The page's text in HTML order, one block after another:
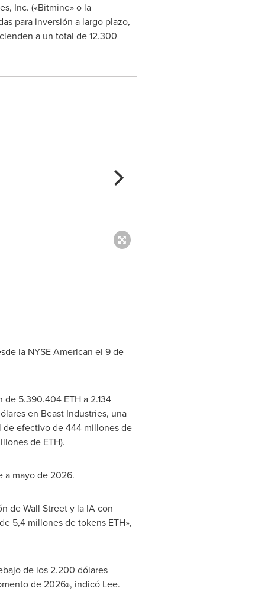
Inc. («Bitmine» o la
para inversión a largo plazo,
a un total de 12.300
la NYSE American el 9 de
5.390.404 ETH a 2.134
en Beast Industries, una
de efectivo de 444 millones de
de ETH).
a mayo de 2026.
de Wall Street y la IA con
5,4 millones de tokens ETH»,
de los 2.200 dólares
de 2026», indicó Lee.